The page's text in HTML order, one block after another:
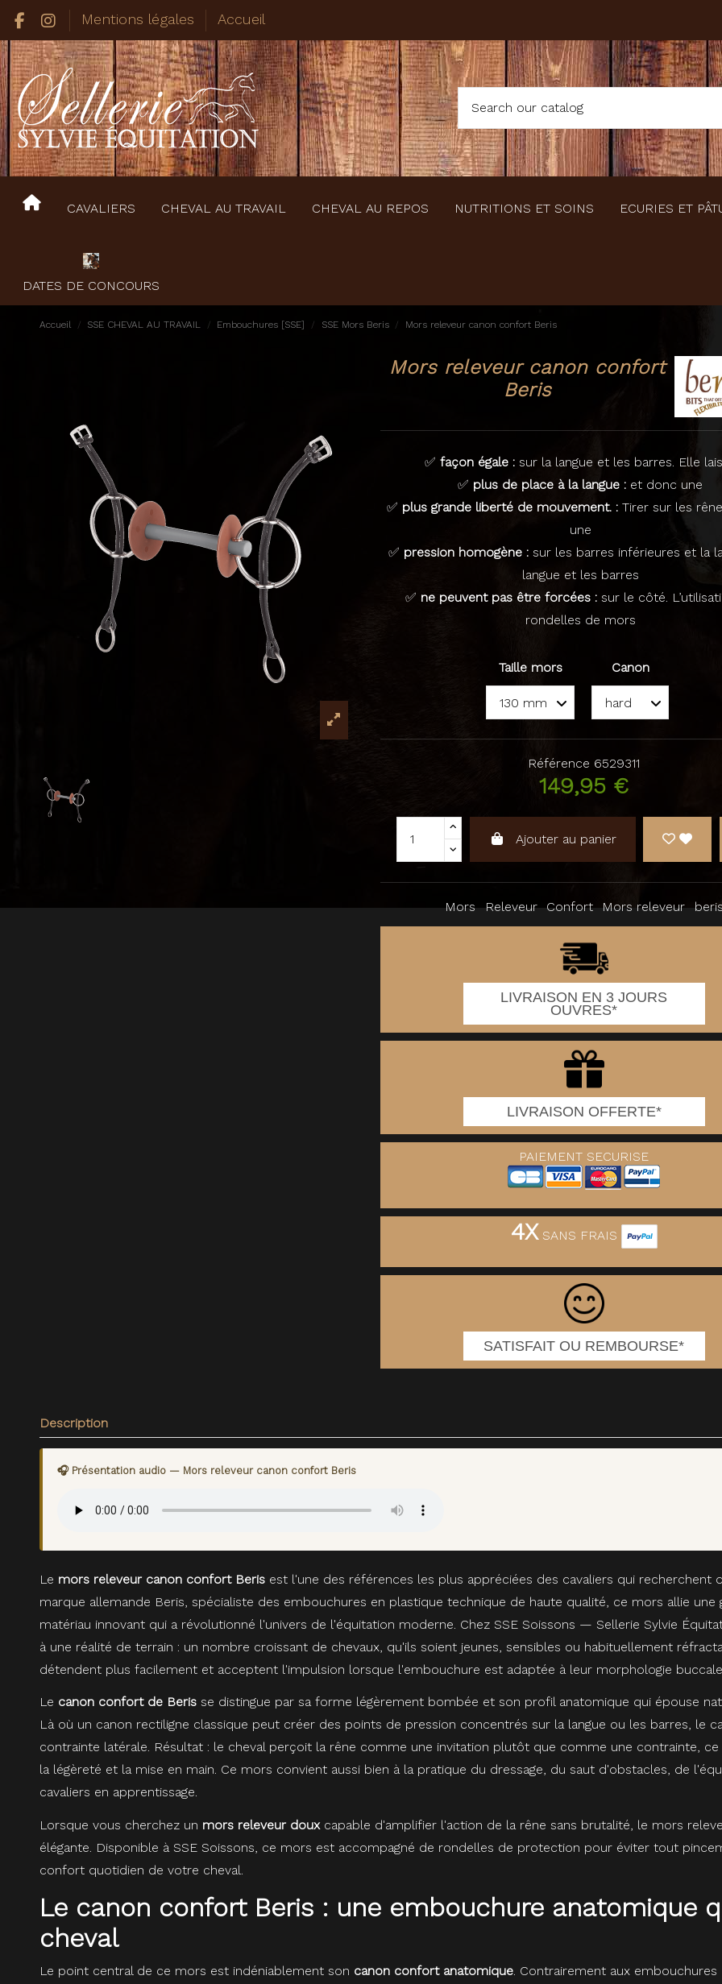
Mentions légales Accueil
CAVALIERS CHEVAL AU TRAVAIL CHEVAL AU REPOS NUTRITIONS ET SOINS ECURIES ET
DATES DE CONCOURS
Accueil SSE CHEVAL AU TRAVAIL Embouchures [SSE] SSE Mors Beris Mors releveur canon confort Beris
Mors releveur canon confort
Beris
✅ façon égale :sur la langue et les barres. Elle
✅ plus de place à la langue : et donc une
✅ plus grande liberté de mouvement. : Tirer sur les
une
✅ pression homogène :sur les barres inférieures et la
langue et les barres
✅ ne peuvent pas être forcées :sur le côté.
rondelles de mors
Taille mors Canon
Référence 6529311
149,95 €
Ajouter au panier
Mors Releveur Confort Mors releveur
LIVRAISON EN 3 JOURS
OUVRES*
LIVRAISON OFFERTE*
PAIEMENT SECURISE
4XSANS FRAIS
SATISFAIT OU REMBOURSE*
Description
🎧 Présentation audio — Mors releveur canon confort Beris
Le mors releveur canon confort Beris est l'une des références les plus appréciées des cavaliers qui
marque allemande Beris, spécialiste des embouchures en plastique technique de haute qualité, ce mors allie
matériau innovant qui a révolutionné l'univers de l'équitation moderne. Chez SSE Soissons — Sellerie Sylvie
à une réalité de terrain : un nombre croissant de chevaux, qu'ils soient jeunes, sensibles ou habituellement
détendent plus facilement et acceptent l'impulsion lorsque l'embouchure est adaptée à leur morphologie
Le canon confort de Beris se distingue par sa forme légèrement bombée et son profil anatomique qui épouse
Là où un canon rectiligne classique peut créer des points de pression concentrés sur la langue ou les barres, le
contrainte latérale. Résultat : le cheval perçoit la rêne comme une invitation plutôt que comme une contrainte,
la légèreté et la mise en main. Ce mors convient aussi bien à la pratique du dressage, du saut d'obstacles, de
cavaliers en apprentissage.
Lorsque vous cherchez un mors releveur douxcapable d'amplifier l'action de la rêne sans brutalité, le mors
élégante. Disponible à SSE Soissons, ce mors est accompagné de rondelles de protection pour éviter tout
confort quotidien de votre cheval.
Le canon confort Beris : une embouchure anatomique
cheval
Le point central de ce mors est indéniablement son canon confort anatomique. Contrairement aux